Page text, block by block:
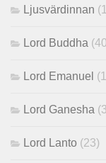
Ljusvärdinnan
Lord Buddha
Lord Emanuel
Lord Ganesha
Lord Lanto (23)